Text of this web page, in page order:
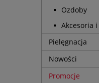
Ozdoby
Akcesoria
Pielęgnacja
Nowości
Promocje